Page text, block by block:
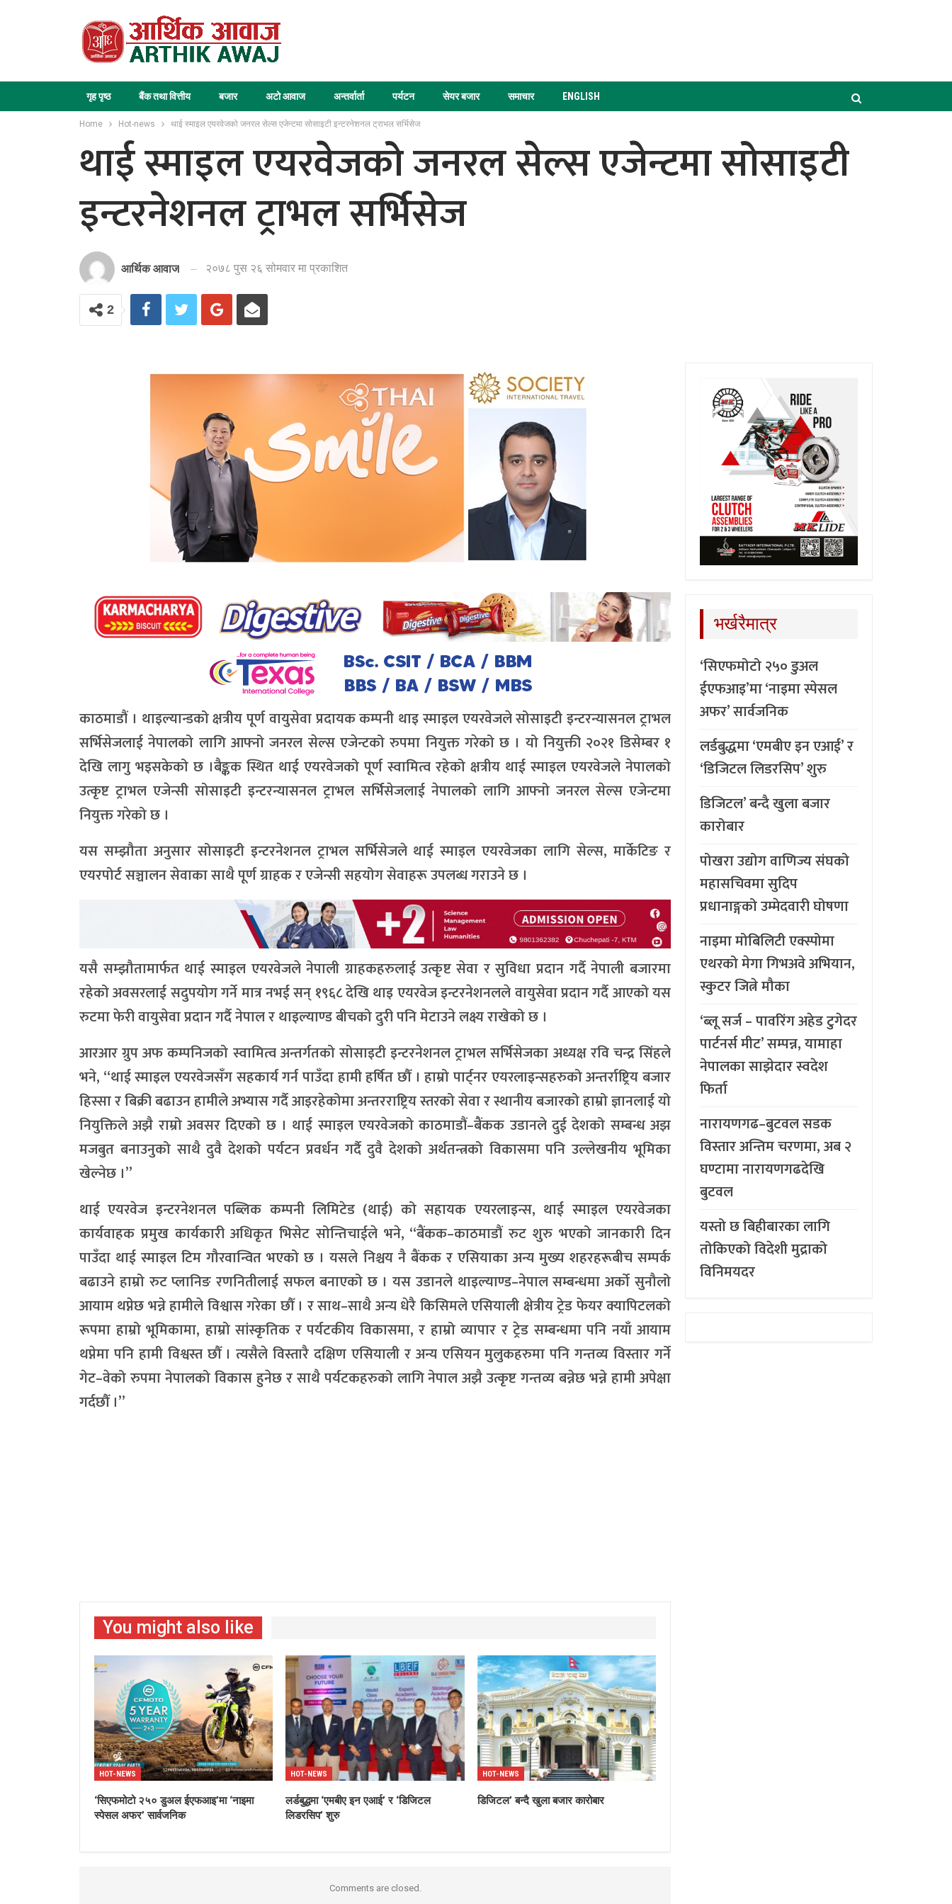
गृह पृष्ठ बैंक तथा वित्तीय बजार अटो आवाज अन्तर्वार्ता पर्यटन सेयर बजार समाचार ENGLISH
Home Hot-news थाई स्माइल एयरवेजको जनरल सेल्स एजेन्टमा सोसाइटी इन्टरनेशनल ट्राभल सर्भिसेज
थाई स्माइल एयरवेजको जनरल सेल्स एजेन्टमा सोसाइटी
इन्टरनेशनल ट्राभल सर्भिसेज
आर्थिक आवाज २०७८ पुस २६ सोमवार मा प्रकाशित
2
काठमाडौं । थाइल्यान्डको क्षत्रीय पूर्ण वायुसेवा प्रदायक कम्पनी थाइ स्माइल एयरवेजले सोसाइटी इन्टरन्यासनल ट्राभल
सर्भिसेजलाई नेपालको लागि आफ्नो जनरल सेल्स एजेन्टको रुपमा नियुक्त गरेको छ । यो नियुक्ती २०२१ डिसेम्बर १
देखि लागु भइसकेको छ ।बैङ्कक स्थित थाई एयरवेजको पूर्ण स्वामित्व रहेको क्षत्रीय थाई स्माइल एयरवेजले नेपालको
उत्कृष्ट ट्राभल एजेन्सी सोसाइटी इन्टरन्यासनल ट्राभल सर्भिसेजलाई नेपालको लागि आफ्नो जनरल सेल्स एजेन्टमा
नियुक्त गरेको छ ।
यस सम्झौता अनुसार सोसाइटी इन्टरनेशनल ट्राभल सर्भिसेजले थाई स्माइल एयरवेजका लागि सेल्स, मार्केटिङ र
एयरपोर्ट सञ्चालन सेवाका साथै पूर्ण ग्राहक र एजेन्सी सहयोग सेवाहरू उपलब्ध गराउने छ ।
यसै सम्झौतामार्फत थाई स्माइल एयरवेजले नेपाली ग्राहकहरुलाई उत्कृष्ट सेवा र सुविधा प्रदान गर्दै नेपाली बजारमा
रहेको अवसरलाई सदुपयोग गर्ने मात्र नभई सन् १९६८ देखि थाइ एयरवेज इन्टरनेशनलले वायुसेवा प्रदान गर्दै आएको यस
रुटमा फेरी वायुसेवा प्रदान गर्दै नेपाल र थाइल्याण्ड बीचको दुरी पनि मेटाउने लक्ष्य राखेको छ ।
आरआर ग्रुप अफ कम्पनिजको स्वामित्व अन्तर्गतको सोसाइटी इन्टरनेशनल ट्राभल सर्भिसेजका अध्यक्ष रवि चन्द्र सिंहले
भने, “थाई स्माइल एयरवेजसँग सहकार्य गर्न पाउँदा हामी हर्षित छौँ । हाम्रो पार्ट्नर एयरलाइन्सहरुको अन्तर्राष्ट्रिय बजार
हिस्सा र बिक्री बढाउन हामीले अभ्यास गर्दै आइरहेकोमा अन्तरराष्ट्रिय स्तरको सेवा र स्थानीय बजारको हाम्रो ज्ञानलाई यो
नियुक्तिले अझै राम्रो अवसर दिएको छ । थाई स्माइल एयरवेजको काठमाडौं–बैंकक उडानले दुई देशको सम्बन्ध अझ
मजबुत बनाउनुको साथै दुवै देशको पर्यटन प्रवर्धन गर्दै दुवै देशको अर्थतन्त्रको विकासमा पनि उल्लेखनीय भूमिका
खेल्नेछ ।”
थाई एयरवेज इन्टरनेशनल पब्लिक कम्पनी लिमिटेड (थाई) को सहायक एयरलाइन्स, थाई स्माइल एयरवेजका
कार्यवाहक प्रमुख कार्यकारी अधिकृत भिसेट सोन्तिचाईले भने, “बैंकक–काठमाडौं रुट शुरु भएको जानकारी दिन
पाउँदा थाई स्माइल टिम गौरवान्वित भएको छ । यसले निश्चय नै बैंकक र एसियाका अन्य मुख्य शहरहरूबीच सम्पर्क
बढाउने हाम्रो रुट प्लानिङ रणनितीलाई सफल बनाएको छ । यस उडानले थाइल्याण्ड–नेपाल सम्बन्धमा अर्को सुनौलो
आयाम थप्नेछ भन्ने हामीले विश्वास गरेका छौँ । र साथ–साथै अन्य धेरै किसिमले एसियाली क्षेत्रीय ट्रेड फेयर क्यापिटलको
रूपमा हाम्रो भूमिकामा, हाम्रो सांस्कृतिक र पर्यटकीय विकासमा, र हाम्रो व्यापार र ट्रेड सम्बन्धमा पनि नयाँ आयाम
थप्नेमा पनि हामी विश्वस्त छौँ । त्यसैले विस्तारै दक्षिण एसियाली र अन्य एसियन मुलुकहरुमा पनि गन्तव्य विस्तार गर्ने
गेट–वेको रुपमा नेपालको विकास हुनेछ र साथै पर्यटकहरुको लागि नेपाल अझै उत्कृष्ट गन्तव्य बन्नेछ भन्ने हामी अपेक्षा
गर्दछौँ ।”
You might also like
HOT-NEWS
‘सिएफमोटो २५० डुअल ईएफआइ’मा ‘नाइमा
स्पेसल अफर’ सार्वजनिक
HOT-NEWS
लर्डबुद्धमा ‘एमबीए इन एआई’ र ‘डिजिटल
लिडरसिप’ शुरु
HOT-NEWS
डिजिटल’ बन्दै खुला बजार कारोबार
Comments are closed.
भर्खरैमात्र
‘सिएफमोटो २५० डुअल
ईएफआइ’मा ‘नाइमा स्पेसल
अफर’ सार्वजनिक
लर्डबुद्धमा ‘एमबीए इन एआई’ र
‘डिजिटल लिडरसिप’ शुरु
डिजिटल’ बन्दै खुला बजार
कारोबार
पोखरा उद्योग वाणिज्य संघको
महासचिवमा सुदिप
प्रधानाङ्गको उम्मेदवारी घोषणा
नाइमा मोबिलिटी एक्स्पोमा
एथरको मेगा गिभअवे अभियान,
स्कुटर जित्ने मौका
‘ब्लू सर्ज – पावरिंग अहेड टुगेदर
पार्टनर्स मीट’ सम्पन्न, यामाहा
नेपालका साझेदार स्वदेश
फिर्ता
नारायणगढ–बुटवल सडक
विस्तार अन्तिम चरणमा, अब २
घण्टामा नारायणगढदेखि
बुटवल
यस्तो छ बिहीबारका लागि
तोकिएको विदेशी मुद्राको
विनिमयदर